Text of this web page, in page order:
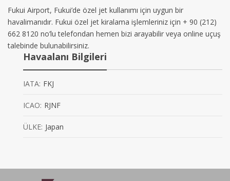
Fukui Airport, Fukui’de özel jet kullanımı için uygun bir
havalimanıdır. Fukui özel jet kiralama işlemleriniz için + 90 (212)
662 8120 no’lu telefondan hemen bizi arayabilir veya online uçuş
talebinde bulunabilirsiniz.
Havaalanı Bilgileri
IATA: FKJ
ICAO: RJNF
ÜLKE: Japan